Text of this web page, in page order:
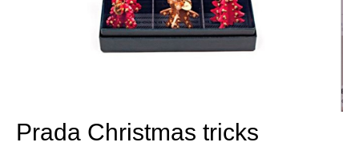
Prada Christmas tricks